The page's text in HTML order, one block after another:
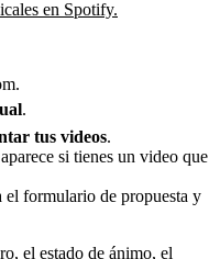
en Spotify.
tus videos.
si tienes un video que
el formulario de propuesta y
el estado de ánimo, el